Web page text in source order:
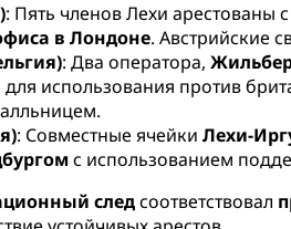
: Пять членов Лехи
в Лондоне. Австрийские
: Два оператора,
использования против
: Совместные ячейкиЛехи-
с использованием
следсоответствовал